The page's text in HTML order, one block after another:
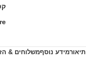
תיאורמידע נוסףמשלוחים &